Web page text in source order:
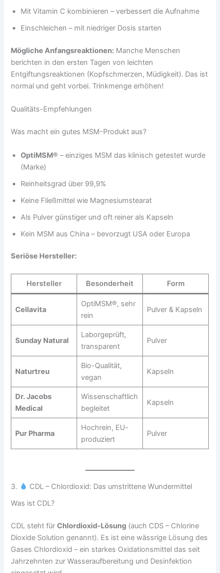
Mit Vitamin C kombinieren – verbessert die Aufnahme
Einschleichen – mit niedriger Dosis starten
Mögliche Anfangsreaktionen: Manche Menschen
berichten in den ersten Tagen von leichten
Entgiftungsreaktionen (Kopfschmerzen, Müdigkeit). Das ist
normal und geht vorbei. Trinkmenge erhöhen!
Qualitäts-Empfehlungen
Was macht ein gutes MSM-Produkt aus?
OptiMSM® – einziges MSM das klinisch getestet wurde
(Marke)
Reinheitsgrad über 99,9%
Keine Fließmittel wie Magnesiumstearat
Als Pulver günstiger und oft reiner als Kapseln
Kein MSM aus China – bevorzugt USA oder Europa
Seriöse Hersteller:
Hersteller Besonderheit Form
Cellavita
OptiMSM®, sehr
rein
Pulver & Kapseln
Sunday Natural
Laborgeprüft,
transparent
Pulver
Naturtreu
Bio-Qualität,
vegan
Kapseln
Dr. Jacobs
Medical
Wissenschaftlich
begleitet
Kapseln
Pur Pharma
Hochrein, EU-
produziert
Pulver
3.
CDL – Chlordioxid: Das umstrittene Wundermittel
Was ist CDL?
CDL steht fürChlordioxid-Lösung (auch CDS – Chlorine
Dioxide Solution genannt). Es ist eine wässrige Lösung des
Gases Chlordioxid – ein starkes Oxidationsmittel das seit
Jahrzehnten zur Wasseraufbereitung und Desinfektion